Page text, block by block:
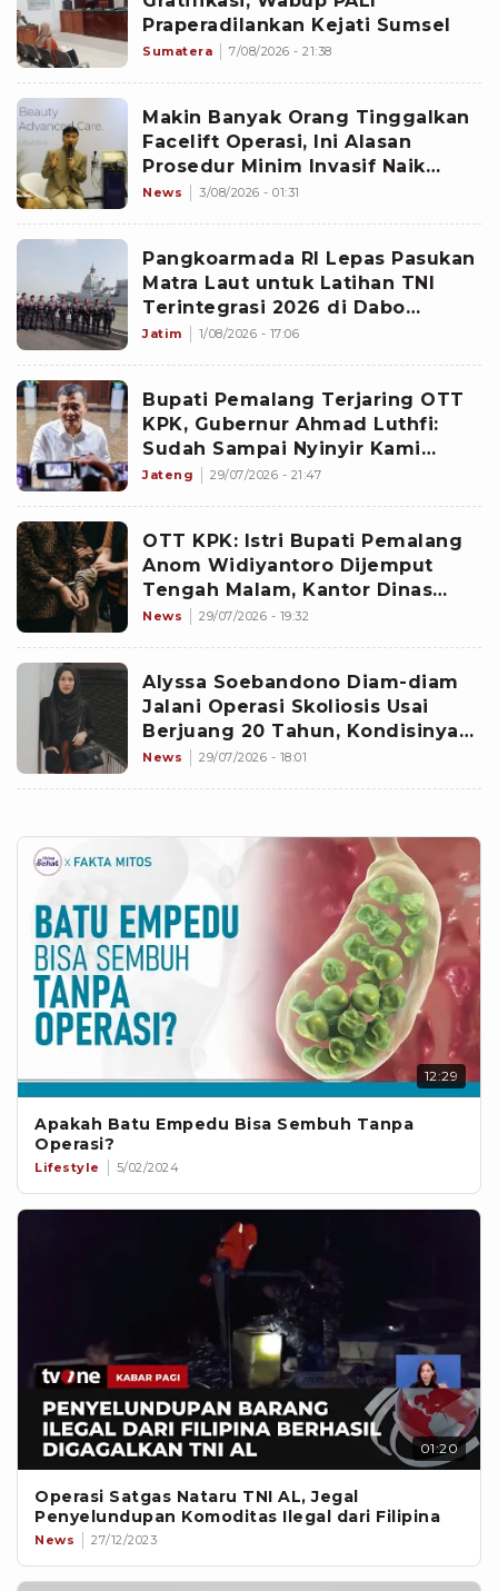
Praperadilankan Kejati Sumsel
Sumatera 7/08/2026 - 21:38
Makin Banyak Orang Tinggalkan
Facelift Operasi, Ini Alasan
Prosedur Minim Invasif Naik
Daun
News 3/08/2026 - 01:31
Pangkoarmada RI Lepas Pasukan
Matra Laut untuk Latihan TNI
Terintegrasi 2026 di Dabo
Singkep
Jatim 1/08/2026 - 17:06
Bupati Pemalang Terjaring OTT
KPK, Gubernur Ahmad Luthfi:
Sudah Sampai Nyinyir Kami
Ingatkan
Jateng 29/07/2026 - 21:47
OTT KPK: Istri Bupati Pemalang
Anom Widiyantoro Dijemput
Tengah Malam, Kantor Dinas
hingga Rumah Kontraktor
News 29/07/2026 - 19:32
Alyssa Soebandono Diam-diam
Jalani Operasi Skoliosis Usai
Berjuang 20 Tahun, Kondisinya
Sudah Kategori Parah
News 29/07/2026 - 18:01
12:29
Apakah Batu Empedu Bisa Sembuh Tanpa
Operasi?
Lifestyle 5/02/2024
01:20
Operasi Satgas Nataru TNI AL, Jegal
Penyelundupan Komoditas Ilegal dari Filipina
News 27/12/2023